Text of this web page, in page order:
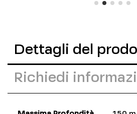
Dettagli del
Richiedi